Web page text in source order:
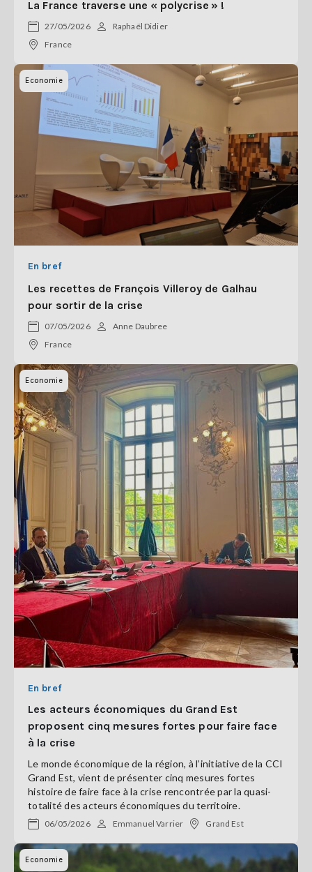
La France traverse une « polycrise » !
27/05/2026
Raphaël Didier
France
Economie
En bref
Les recettes de François Villeroy de Galhau
pour sortir de la crise
07/05/2026
Anne Daubree
France
Economie
En bref
Les acteurs économiques du Grand Est
proposent cinq mesures fortes pour faire face
à la crise
Le monde économique de la région, à l’initiative de la CCI
Grand Est, vient de présenter cinq mesures fortes
histoire de faire face à la crise rencontrée par la quasi-
totalité des acteurs économiques du territoire.
06/05/2026 Emmanuel Varrier Grand Est
Economie